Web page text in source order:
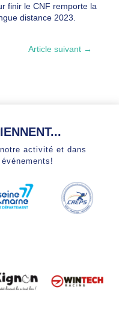
finir le CNF remporte la
distance 2023.
Article suivant →
activité et dans